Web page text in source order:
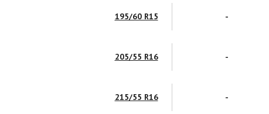
195/60 R15 -
205/55 R16 -
215/55 R16 -